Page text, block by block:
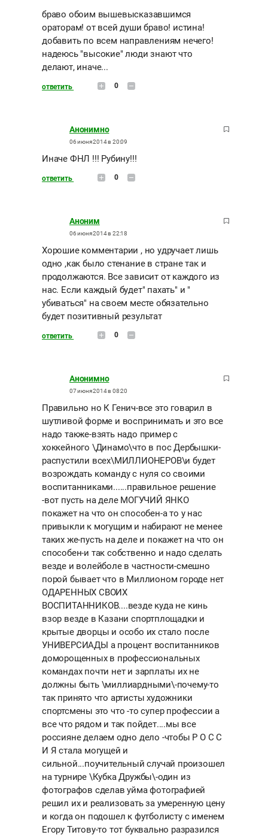
браво обоим вышевысказавшимся
ораторам! от всей души браво! истина!
добавить по всем направлениям нечего!
надеюсь "высокие" люди знают что
делают, иначе...
ответить 0
Анонимно
06 июня 2014 в 20:09
Иначе ФНЛ !!! Рубину!!!
ответить 0
Аноним
06 июня 2014 в 22:18
Хорошие комментарии , но удручает лишь
одно ,как было стенание в стране так и
продолжаются. Все зависит от каждого из
нас. Если каждый будет" пахать" и "
убиваться" на своем месте обязательно
будет позитивный результат
ответить 0
Анонимно
07 июня 2014 в 08:20
Правильно но К Генич-все это говарил в
шутливой форме и воспринимать и это все
надо также-взять надо пример с
хоккейного \Динамо\что в пос Дербышки-
распустили всех\МИЛЛИОНЕРОВ\и будет
возрождать команду с нуля со своими
воспитанниками......правильное решение
-вот пусть на деле МОГУЧИЙ ЯНКО
покажет на что он способен-а то у нас
привыкли к могущим и набирают не менее
таких же-пусть на деле и покажет на что он
способен-и так собственно и надо сделать
везде и волейболе в частности-смешно
порой бывает что в Миллионом городе нет
ОДАРЕННЫХ СВОИХ
ВОСПИТАННИКОВ....везде куда не кинь
взор везде в Казани спортплощадки и
крытые дворцы и особо их стало после
УНИВЕРСИАДЫ а процент воспитанников
доморощенных в профессиональных
командах почти нет и зарплаты их не
должны быть \миллиардными\-почему-то
так принято что артисты художники
спортсмены это что -то супер профессии а
все что рядом и так пойдет....мы все
россияне делаем одно дело -чтобы Р О С С
И Я стала могущей и
сильной...поучительный случай произошел
на турнире \Кубка Дружбы\-один из
фотографов сделав уйма фотографией
решил их и реализовать за умеренную цену
и когда он подошел к футболисту с именем
Егору Титову-то тот буквально разразился